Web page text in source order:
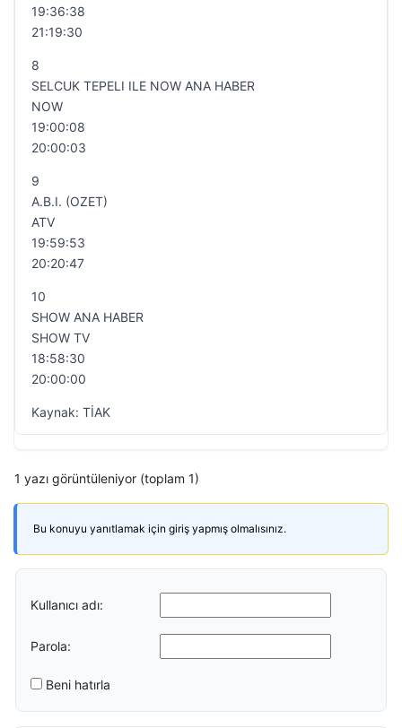
19:36:38
21:19:30
8
SELCUK TEPELI ILE NOW ANA HABER
NOW
19:00:08
20:00:03
9
A.B.I. (OZET)
ATV
19:59:53
20:20:47
10
SHOW ANA HABER
SHOW TV
18:58:30
20:00:00
Kaynak: TİAK
1 yazı görüntüleniyor (toplam 1)
Bu konuyu yanıtlamak için giriş yapmış olmalısınız.
Kullanıcı adı:
Parola:
Beni hatırla